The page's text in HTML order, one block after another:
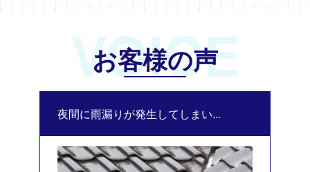
VOICE
お客様の声
夜間に雨漏りが発生してしまい...